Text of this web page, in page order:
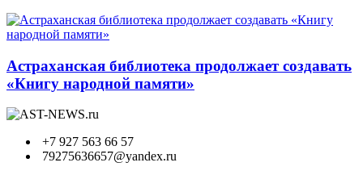
Астраханская библиотека продолжает создавать
«Книгу народной памяти»
+7 927 563 66 57
79275636657@yandex.ru